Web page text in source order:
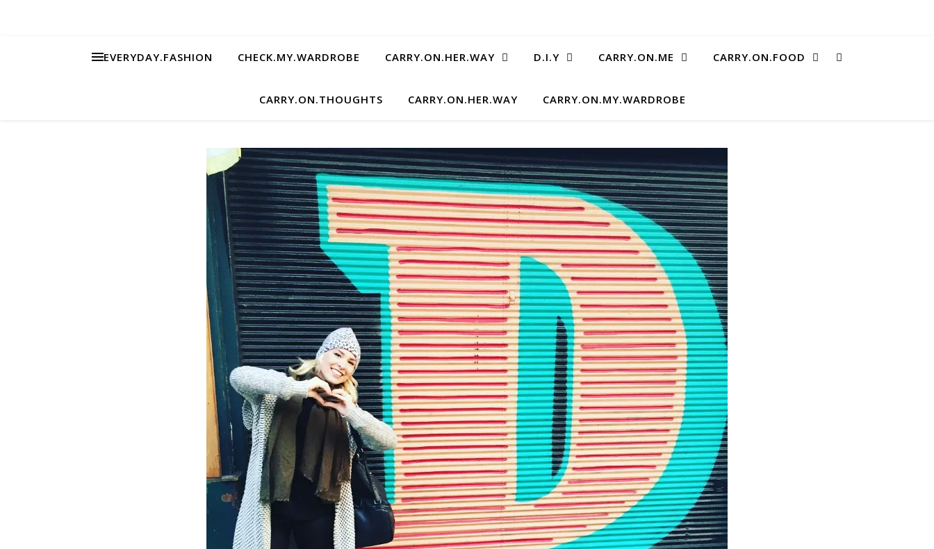
EVERYDAY.FASHION CHECK.MY.WARDROBE CARRY.ON.HER.WAY D.I.Y CARRY.ON.ME CARRY.ON.FOOD
CARRY.ON.THOUGHTS CARRY.ON.HER.WAY CARRY.ON.MY.WARDROBE